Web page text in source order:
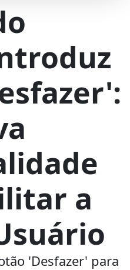
a
'Desfazer' para